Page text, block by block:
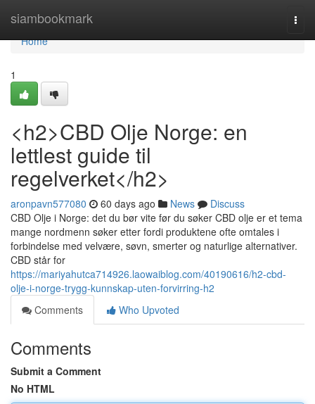
siambookmark
Home
Home
1
<h2>CBD Olje Norge: en
lettlest guide til
regelverket</h2>
aronpavn577080 60 days ago News
Discuss
CBD Olje i Norge: det du bør vite før du søker CBD olje er et tema
mange nordmenn søker etter fordi produktene ofte omtales i
forbindelse med velvære, søvn, smerter og naturlige alternativer.
CBD står for
https://mariyahutca714926.laowaiblog.com/40190616/h2-cbd-
olje-i-norge-trygg-kunnskap-uten-forvirring-h2
Comments
Who Upvoted
Comments
Submit a Comment
No HTML